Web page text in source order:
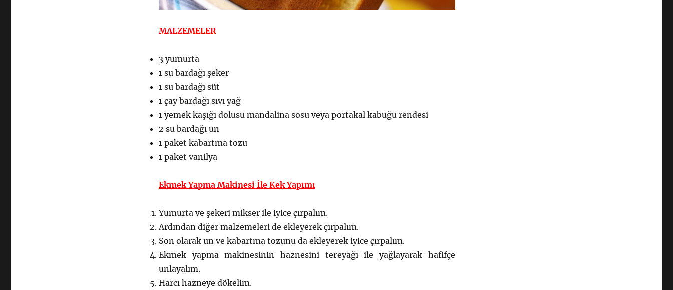
MALZEMELER
3 yumurta
1 su bardağı şeker
1 su bardağı süt
1 çay bardağı sıvı yağ
1 yemek kaşığı dolusu mandalina sosu veya portakal kabuğu rendesi
2 su bardağı un
1 paket kabartma tozu
1 paket vanilya
Ekmek Yapma Makinesi İle Kek Yapımı
Yumurta ve şekeri mikser ile iyice çırpalım.
Ardından diğer malzemeleri de ekleyerek çırpalım.
Son olarak un ve kabartma tozunu da ekleyerek iyice çırpalım.
Ekmek yapma makinesinin haznesini tereyağı ile yağlayarak hafifçe
unlayalım.
Harcı hazneye dökelim.